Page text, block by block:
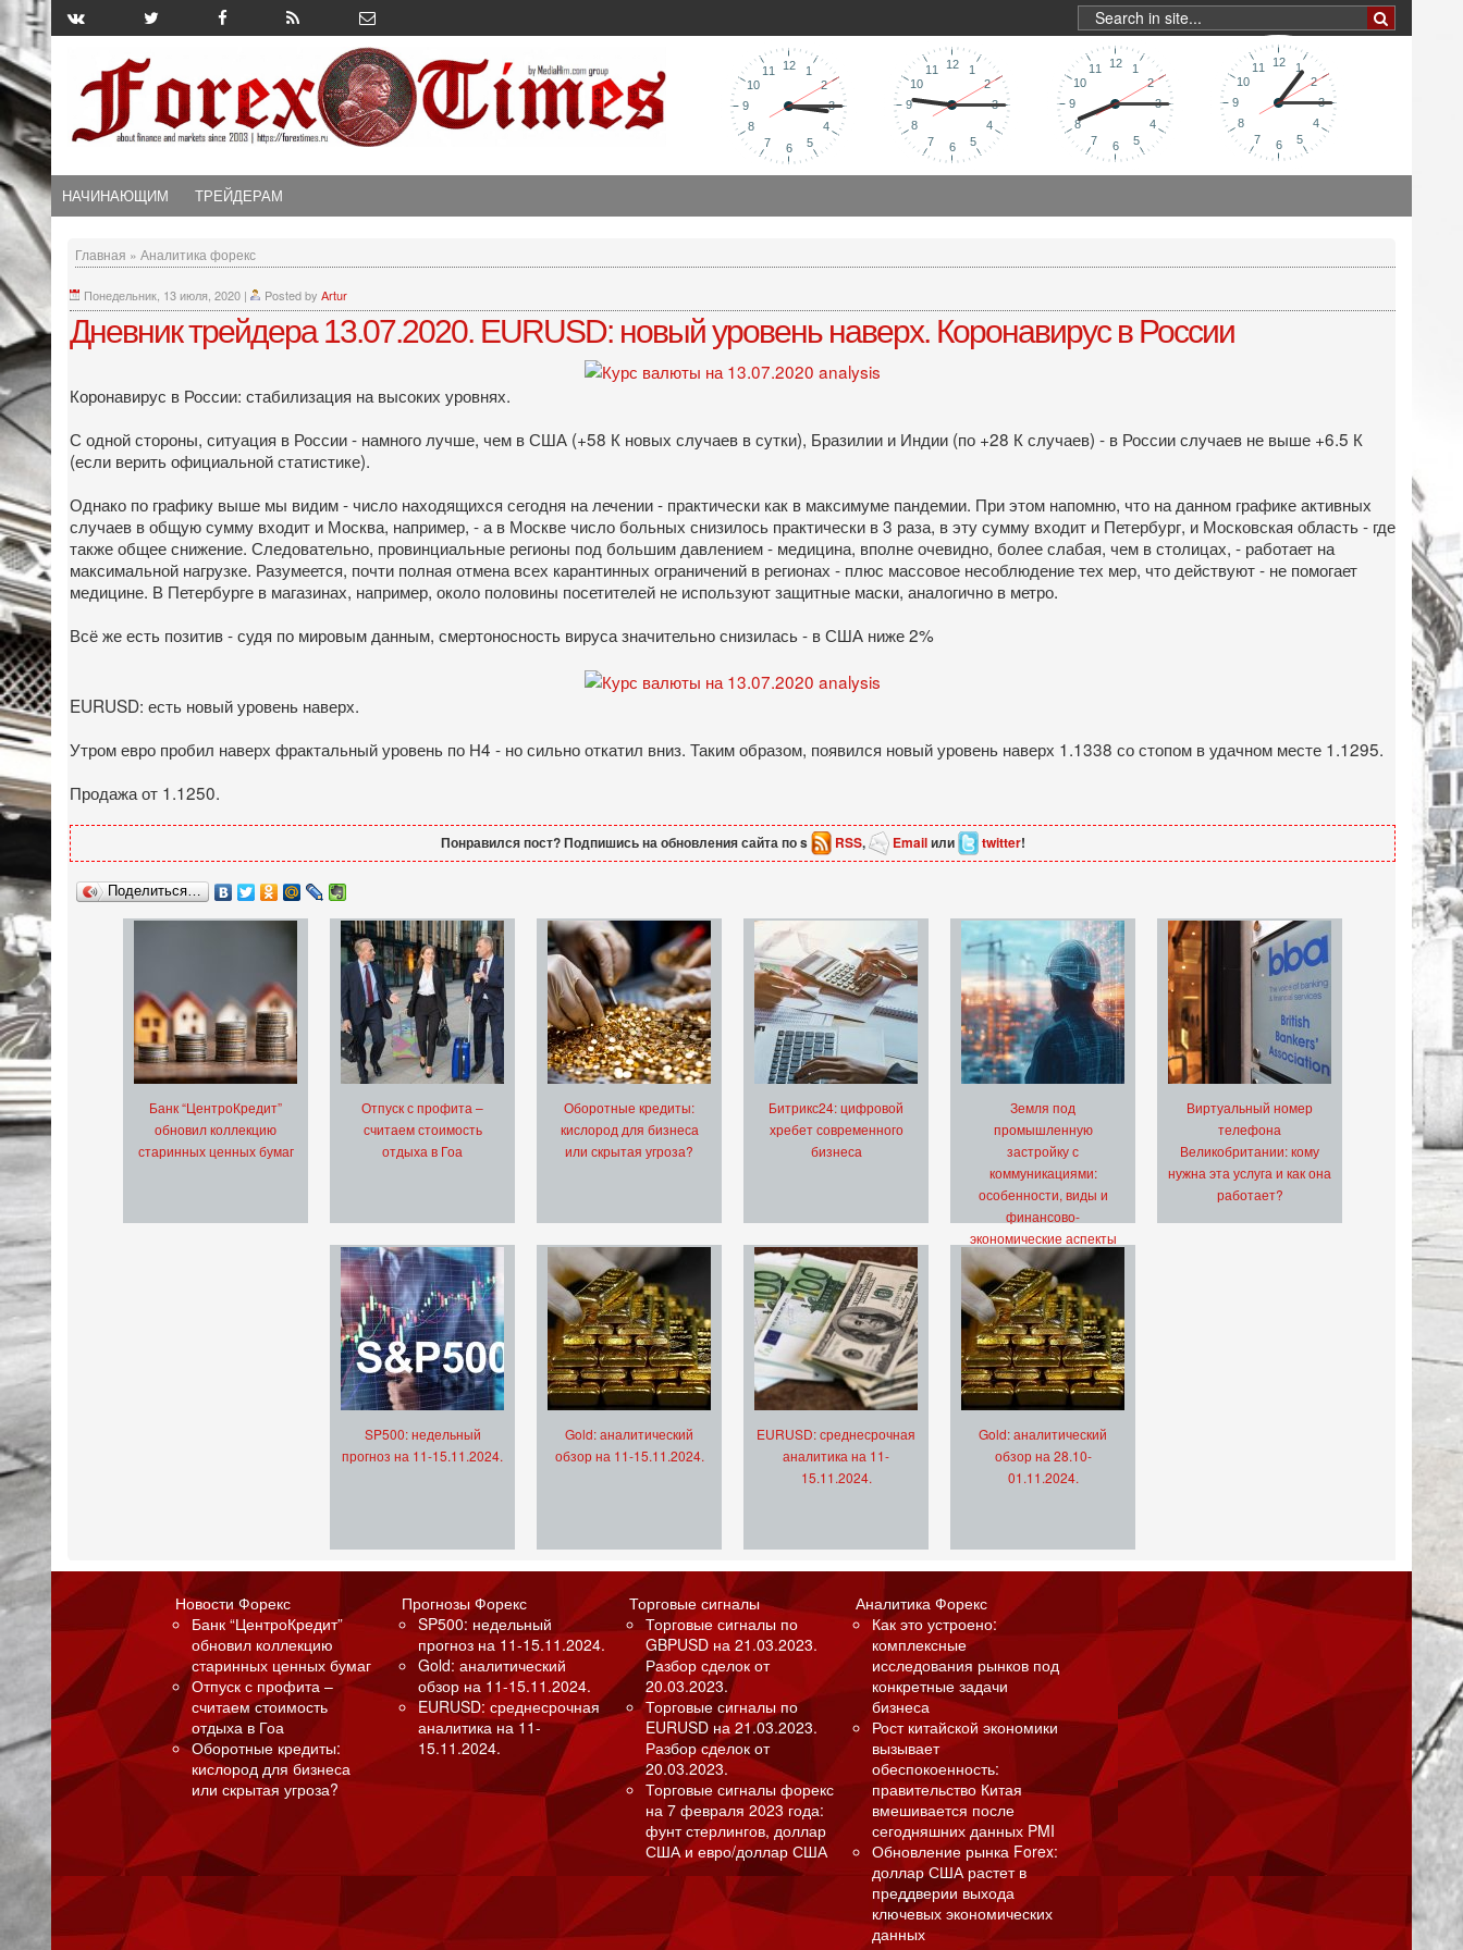
НАЧИНАЮЩИМ ТРЕЙДЕРАМ
Главная » Аналитика форекс
Понедельник, 13 июля, 2020 | Posted by Artur
Дневник трейдера 13.07.2020. EURUSD: новый уровень наверх. Коронавирус в России
Коронавирус в России: стабилизация на высоких уровнях.
С одной стороны, ситуация в России - намного лучше, чем в США (+58 К новых случаев в сутки), Бразилии и Индии (по +28 К случаев) - в России случаев не выше +6.5 К
(если верить официальной статистике).
Однако по графику выше мы видим - число находящихся сегодня на лечении - практически как в максимуме пандемии. При этом напомню, что на данном графике активных
случаев в общую сумму входит и Москва, например, - а в Москве число больных снизилось практически в 3 раза, в эту сумму входит и Петербург, и Московская область - где
также общее снижение. Следовательно, провинциальные регионы под большим давлением - медицина, вполне очевидно, более слабая, чем в столицах, - работает на
максимальной нагрузке. Разумеется, почти полная отмена всех карантинных ограничений в регионах - плюс массовое несоблюдение тех мер, что действуют - не помогает
медицине. В Петербурге в магазинах, например, около половины посетителей не используют защитные маски, аналогично в метро.
Всё же есть позитив - судя по мировым данным, смертоносность вируса значительно снизилась - в США ниже 2%
EURUSD: есть новый уровень наверх.
Утром евро пробил наверх фрактальный уровень по Н4 - но сильно откатил вниз. Таким образом, появился новый уровень наверх 1.1338 со стопом в удачном месте 1.1295.
Продажа от 1.1250.
Понравился пост? Подпишись на обновления сайта по s RSS, Emailили twitter!
Поделиться…
Банк “ЦентроКредит”
обновил коллекцию
старинных ценных бумаг
Отпуск с профита –
считаем стоимость
отдыха в Гоа
Оборотные кредиты:
кислород для бизнеса
или скрытая угроза?
Битрикс24: цифровой
хребет современного
бизнеса
Земля под
промышленную
застройку с
коммуникациями:
особенности, виды и
финансово-
экономические аспекты
Виртуальный номер
телефона
Великобритании: кому
нужна эта услуга и как она
работает?
SP500: недельный
прогноз на 11-15.11.2024.
Gold: аналитический
обзор на 11-15.11.2024.
EURUSD: среднесрочная
аналитика на 11-
15.11.2024.
Gold: аналитический
обзор на 28.10-
01.11.2024.
Новости Форекс
Банк “ЦентроКредит”
обновил коллекцию
старинных ценных бумаг
Отпуск с профита –
считаем стоимость
отдыха в Гоа
Оборотные кредиты:
кислород для бизнеса
или скрытая угроза?
Прогнозы Форекс
SP500: недельный
прогноз на 11-15.11.2024.
Gold: аналитический
обзор на 11-15.11.2024.
EURUSD: среднесрочная
аналитика на 11-
15.11.2024.
Торговые сигналы
Торговые сигналы по
GBPUSD на 21.03.2023.
Разбор сделок от
20.03.2023.
Торговые сигналы по
EURUSD на 21.03.2023.
Разбор сделок от
20.03.2023.
Торговые сигналы форекс
на 7 февраля 2023 года:
фунт стерлингов, доллар
США и евро/доллар США
Аналитика Форекс
Как это устроено:
комплексные
исследования рынков под
конкретные задачи
бизнеса
Рост китайской экономики
вызывает
обеспокоенность:
правительство Китая
вмешивается после
сегодняшних данных PMI
Обновление рынка Forex:
доллар США растет в
преддверии выхода
ключевых экономических
данных